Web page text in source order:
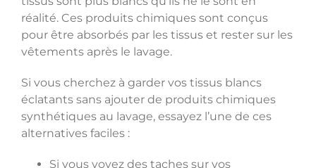
réalité. Ces produits chimiques sont conçus
pour être absorbés par les tissus et rester sur les
vêtements après le lavage.
Si vous cherchez à garder vos tissus blancs
éclatants sans ajouter de produits chimiques
synthétiques au lavage, essayez l’une de ces
alternatives faciles :
Si vous voyez des taches sur vos